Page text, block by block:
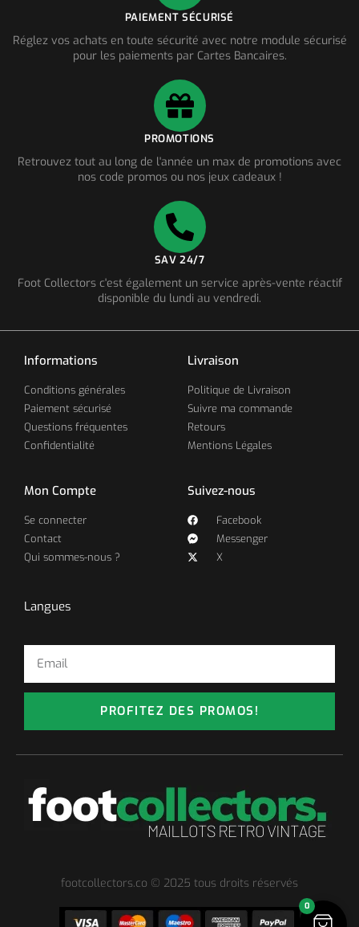
PAIEMENT SÉCURISÉ
Réglez vos achats en toute sécurité avec notre module sécurisé
pour les paiements par Cartes Bancaires.
PROMOTIONS
Retrouvez tout au long de l'année un max de promotions avec
nos code promos ou nos jeux cadeaux !
SAV 24/7
Foot Collectors c'est également un service après-vente réactif
disponible du lundi au vendredi.
Informations
Conditions générales
Paiement sécurisé
Questions fréquentes
Confidentialité
Livraison
Politique de Livraison
Suivre ma commande
Retours
Mentions Légales
Mon Compte
Se connecter
Contact
Qui sommes-nous ?
Suivez-nous
Facebook
Messenger
X
Langues
PROFITEZ DES PROMOS!
footcollectors.co © 2025 tous droits réservés
0